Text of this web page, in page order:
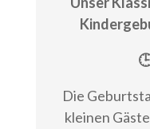
Die
kleinen